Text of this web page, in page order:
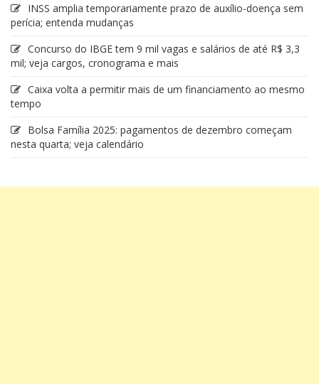
INSS amplia temporariamente prazo de auxílio-doença sem
perícia; entenda mudanças
Concurso do IBGE tem 9 mil vagas e salários de até R$ 3,3
mil; veja cargos, cronograma e mais
Caixa volta a permitir mais de um financiamento ao mesmo
tempo
Bolsa Família 2025: pagamentos de dezembro começam
nesta quarta; veja calendário